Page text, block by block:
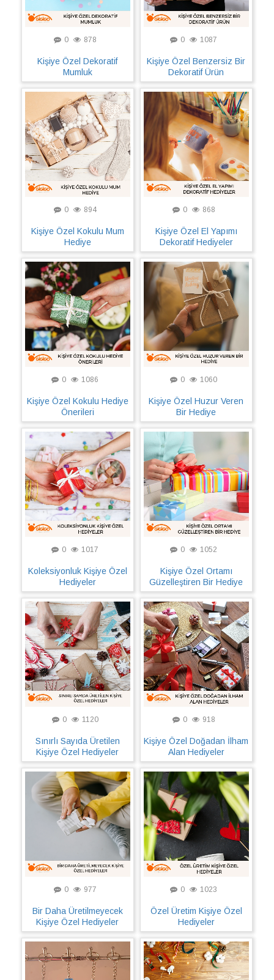
0 878
Kişiye Özel Dekoratif
Mumluk
0 1087
Kişiye Özel Benzersiz Bir
Dekoratif Ürün
0 894
Kişiye Özel Kokulu Mum
Hediye
0 868
Kişiye Özel El Yapımı
Dekoratif Hediyeler
0 1086
Kişiye Özel Kokulu Hediye
Önerileri
0 1060
Kişiye Özel Huzur Veren
Bir Hediye
0 1017
Koleksiyonluk Kişiye Özel
Hediyeler
0 1052
Kişiye Özel Ortamı
Güzelleştiren Bir Hediye
0 1120
Sınırlı Sayıda Üretilen
Kişiye Özel Hediyeler
0 918
Kişiye Özel Doğadan İlham
Alan Hediyeler
0 977
Bir Daha Üretilmeyecek
Kişiye Özel Hediyeler
0 1023
Özel Üretim Kişiye Özel
Hediyeler